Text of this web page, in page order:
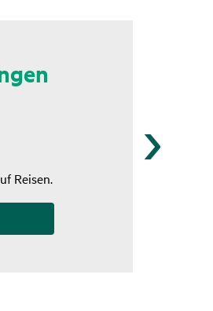
Reisen.